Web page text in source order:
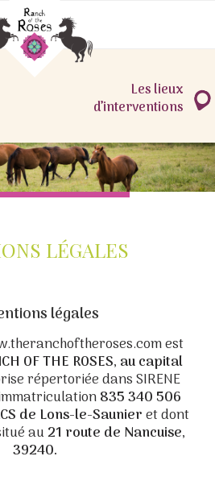
Les lieux
d’interventions
LÉGALES
légales
est
OF THE ROSES, au capital
répertoriée dans SIRENE
835 340 506
de Lons-le-Saunieret dont
au21 route de Nancuise,
39240.